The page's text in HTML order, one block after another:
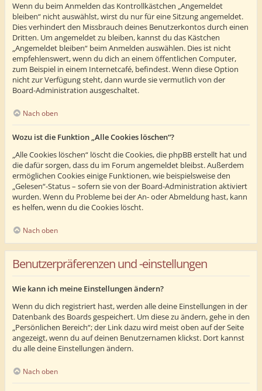
Wenn du beim Anmelden das Kontrollkästchen „Angemeldet
bleiben“ nicht auswählst, wirst du nur für eine Sitzung angemeldet.
Dies verhindert den Missbrauch deines Benutzerkontos durch einen
Dritten. Um angemeldet zu bleiben, kannst du das Kästchen
„Angemeldet bleiben“ beim Anmelden auswählen. Dies ist nicht
empfehlenswert, wenn du dich an einem öffentlichen Computer,
zum Beispiel in einem Internetcafé, befindest. Wenn diese Option
nicht zur Verfügung steht, dann wurde sie vermutlich von der
Board-Administration ausgeschaltet.
Nach oben
Wozu ist die Funktion „Alle Cookies löschen“?
„Alle Cookies löschen“ löscht die Cookies, die phpBB erstellt hat und
die dafür sorgen, dass du im Forum angemeldet bleibst. Außerdem
ermöglichen Cookies einige Funktionen, wie beispielsweise den
„Gelesen“-Status – sofern sie von der Board-Administration aktiviert
wurden. Wenn du Probleme bei der An- oder Abmeldung hast, kann
es helfen, wenn du die Cookies löscht.
Nach oben
Benutzerpräferenzen und -einstellungen
Wie kann ich meine Einstellungen ändern?
Wenn du dich registriert hast, werden alle deine Einstellungen in der
Datenbank des Boards gespeichert. Um diese zu ändern, gehe in den
„Persönlichen Bereich“; der Link dazu wird meist oben auf der Seite
angezeigt, wenn du auf deinen Benutzernamen klickst. Dort kannst
du alle deine Einstellungen ändern.
Nach oben